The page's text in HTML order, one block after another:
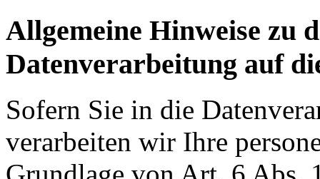
Allgemeine Hinweise zu
Datenverarbeitung auf
Sofern Sie in die
verarbeiten wir Ihre